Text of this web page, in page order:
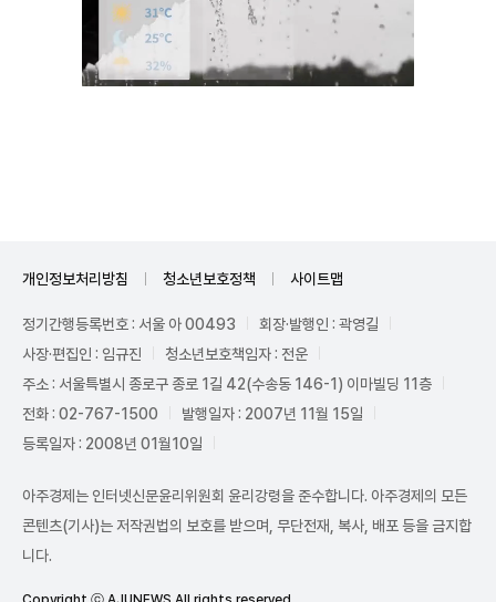
개인정보처리방침 청소년보호정책 사이트맵
정기간행등록번호 : 서울 아 00493
회장·발행인 : 곽영길
사장·편집인 : 임규진
청소년보호책임자 : 전운
주소 : 서울특별시 종로구 종로 1길 42(수송동 146-1) 이마빌딩 11층
전화 : 02-767-1500
발행일자 : 2007년 11월 15일
등록일자 : 2008년 01월10일
아주경제는 인터넷신문윤리위원회 윤리강령을 준수합니다. 아주경제의 모든
콘텐츠(기사)는 저작권법의 보호를 받으며, 무단전재, 복사, 배포 등을 금지합
니다.